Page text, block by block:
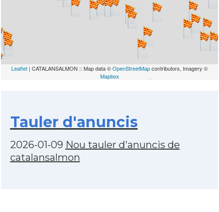
Leaflet | CATALANSALMON :: Map data ©OpenStreetMapcontributors, Imagery ©
Mapbox
Tauler d'anuncis
2026-01-09 Nou tauler d'anuncis de
catalansalmon